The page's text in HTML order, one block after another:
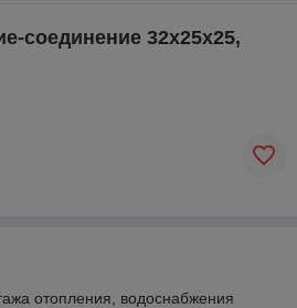
соединение 32х25х25,
отопления, водоснабжения